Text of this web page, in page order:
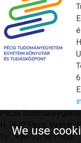
Pécsi
H-7622 Pécs, Vasvári
Tel.: +36-72/501-500
We use